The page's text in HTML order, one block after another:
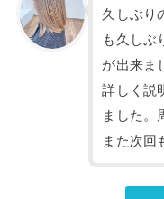
久しぶり
も久しぶ
が出来ま
詳しく説
ました。
また次回